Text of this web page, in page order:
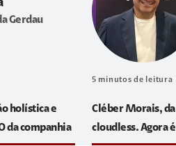
Gerdau
holística e
da companhia
5 minutos de leitura
Cléber Morais,
cloudless. Agora